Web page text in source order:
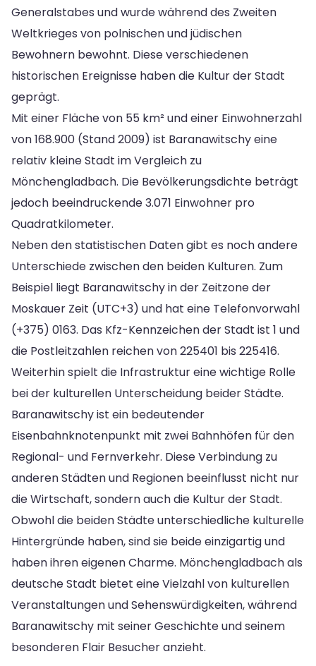
Generalstabes und wurde während des Zweiten
Weltkrieges von polnischen und jüdischen
Bewohnern bewohnt. Diese verschiedenen
historischen Ereignisse haben die Kultur der Stadt
geprägt.
Mit einer Fläche von 55 km² und einer Einwohnerzahl
von 168.900 (Stand 2009) ist Baranawitschy eine
relativ kleine Stadt im Vergleich zu
Mönchengladbach. Die Bevölkerungsdichte beträgt
jedoch beeindruckende 3.071 Einwohner pro
Quadratkilometer.
Neben den statistischen Daten gibt es noch andere
Unterschiede zwischen den beiden Kulturen. Zum
Beispiel liegt Baranawitschy in der Zeitzone der
Moskauer Zeit (UTC+3) und hat eine Telefonvorwahl
(+375) 0163. Das Kfz-Kennzeichen der Stadt ist 1 und
die Postleitzahlen reichen von 225401 bis 225416.
Weiterhin spielt die Infrastruktur eine wichtige Rolle
bei der kulturellen Unterscheidung beider Städte.
Baranawitschy ist ein bedeutender
Eisenbahnknotenpunkt mit zwei Bahnhöfen für den
Regional- und Fernverkehr. Diese Verbindung zu
anderen Städten und Regionen beeinflusst nicht nur
die Wirtschaft, sondern auch die Kultur der Stadt.
Obwohl die beiden Städte unterschiedliche kulturelle
Hintergründe haben, sind sie beide einzigartig und
haben ihren eigenen Charme. Mönchengladbach als
deutsche Stadt bietet eine Vielzahl von kulturellen
Veranstaltungen und Sehenswürdigkeiten, während
Baranawitschy mit seiner Geschichte und seinem
besonderen Flair Besucher anzieht.